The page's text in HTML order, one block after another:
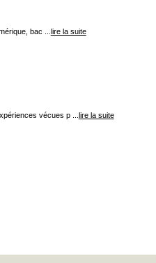
bac ... lire la suite
vécues p ... lire la suite